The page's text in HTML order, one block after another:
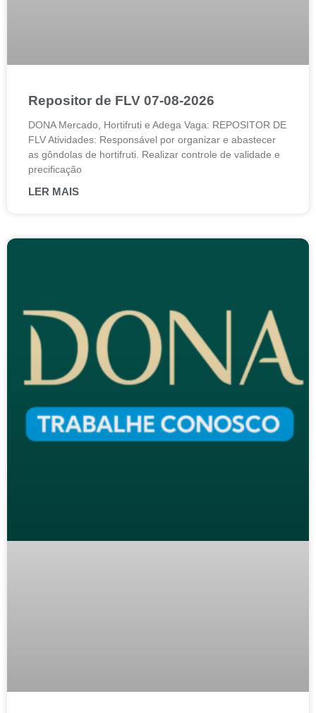
Repositor de FLV 07-08-2026
DONA Mercado, Hortifruti e Adega Vaga: REPOSITOR DE
FLV Atividades: Responsável por organizar e abastecer
as gôndolas de hortifruti. Realizar controle de validade e
precificação
LER MAIS